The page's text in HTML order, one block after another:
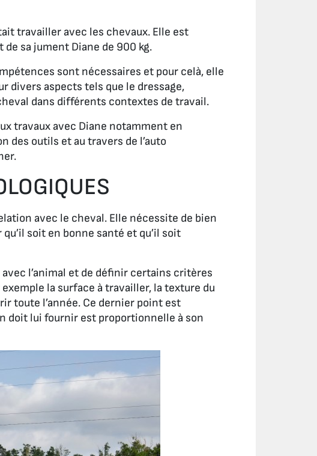
travailler avec les chevaux. Elle est
sa jument Diane de 900 kg.
sont nécessaires et pour celà, elle
divers aspects tels que le dressage,
dans différents contextes de travail.
travaux avec Diane notamment en
des outils et au travers de l’auto
avec le cheval. Elle nécessite de bien
soit en bonne santé et qu’il soit
l’animal et de définir certains critères
la surface à travailler, la texture du
toute l’année. Ce dernier point est
doit lui fournir est proportionnelle à son